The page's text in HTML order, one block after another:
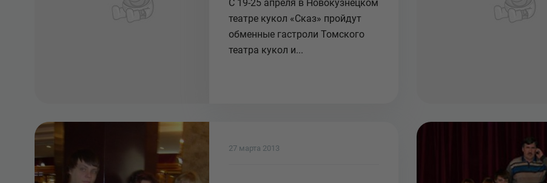
"Сказе"
С 19-25 апреля в Новокузнецком
театре кукол «Сказ» пройдут
обменные гастроли Томского
театра кукол и...
27 марта 2013